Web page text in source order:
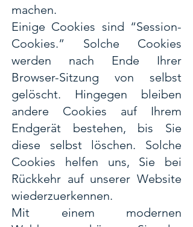
machen.
Einige Cookies sind “Session-
Cookies.” Solche Cookies
werden nach Ende Ihrer
Browser-Sitzung von selbst
gelöscht. Hingegen bleiben
andere Cookies auf Ihrem
Endgerät bestehen, bis Sie
diese selbst löschen. Solche
Cookies helfen uns, Sie bei
Rückkehr auf unserer Website
wiederzuerkennen.
Mit einem modernen